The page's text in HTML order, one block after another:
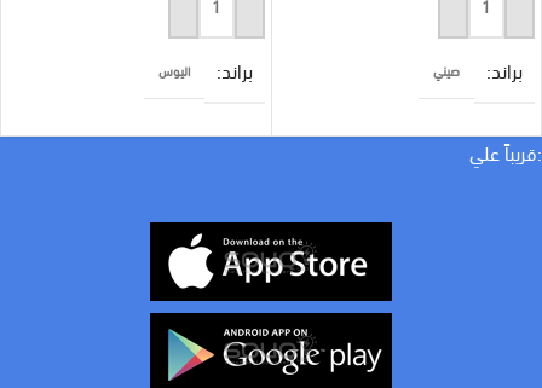
إضافة إلى السلة
براند صيني
COLOR بيج
إضافة إلى السلة
براند اليوس
COLOR اسود :قريباً علي